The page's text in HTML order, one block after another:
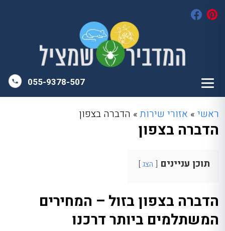
055-9378-507
ראשי » אזורי שירות» הדברה בצפון
הדברה בצפון
תוכן עניינים הצג
הדברה בצפון בזול – המחירים
המשתלמים ביותר דרכנו